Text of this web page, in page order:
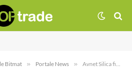
Bitmat » Portale News » Avnet Silica firma un accordo con Insight SiP